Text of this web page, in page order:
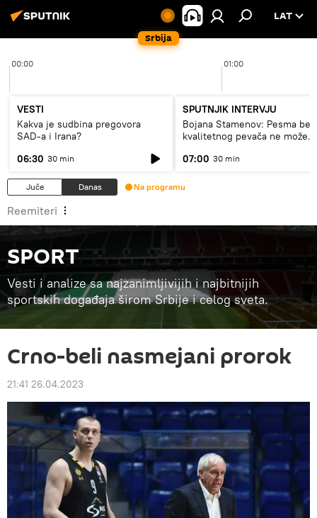
Srbija
LAT
00:00 01:00
VESTI
Kakva je sudbina pregovora
SAD-a i Irana?
06:30 30 min
SPUTNJIK INTERVJU
Bojana Stamenov: Pesma bez
kvalitetnog pevača ne može
07:00 30 min
Juče Danas Na programu
Reemiteri
SPORT
Vesti i analize sa najzanimljivijih i najbitnijih
sportskih događaja širom Srbije i celog sveta.
Crno-beli nasmejani prorok
21:41 26.04.2023